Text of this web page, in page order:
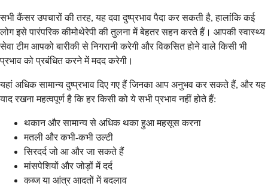
सभी कैंसर उपचारों की तरह, यह दवा दुष्प्रभाव पैदा कर सकती है, हालांकि कई
लोग इसे पारंपरिक कीमोथेरेपी की तुलना में बेहतर सहन करते हैं। आपकी स्वास्थ्य
सेवा टीम आपको बारीकी से निगरानी करेगी और विकसित होने वाले किसी भी
प्रभाव को प्रबंधित करने में मदद करेगी।
यहां अधिक सामान्य दुष्प्रभाव दिए गए हैं जिनका आप अनुभव कर सकते हैं, और यह
याद रखना महत्वपूर्ण है कि हर किसी को ये सभी प्रभाव नहीं होते हैं:
थकान और सामान्य से अधिक थका हुआ महसूस करना
मतली और कभी-कभी उल्टी
सिरदर्द जो आ और जा सकते हैं
मांसपेशियों और जोड़ों में दर्द
कब्ज या आंत्र आदतों में बदलाव